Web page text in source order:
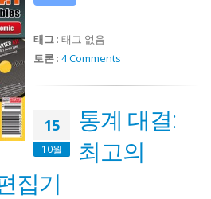
태그 : 태그 없음
토론 : 4 Comments
15
10월
통계 대결:
최고의
집기